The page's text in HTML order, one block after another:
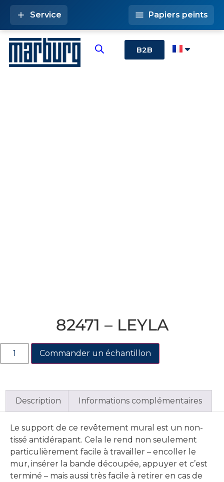
B2B
Service Papiers peints
82471 – LEYLA
Commander un échantillon
Description Informations complémentaires
Le support de ce revêtement mural est un non-
tissé antidérapant. Cela le rend non seulement
particulièrement facile à travailler – encoller le
mur, insérer la bande découpée, appuyer et c’est
terminé – mais aussi très facile à retirer en cas de